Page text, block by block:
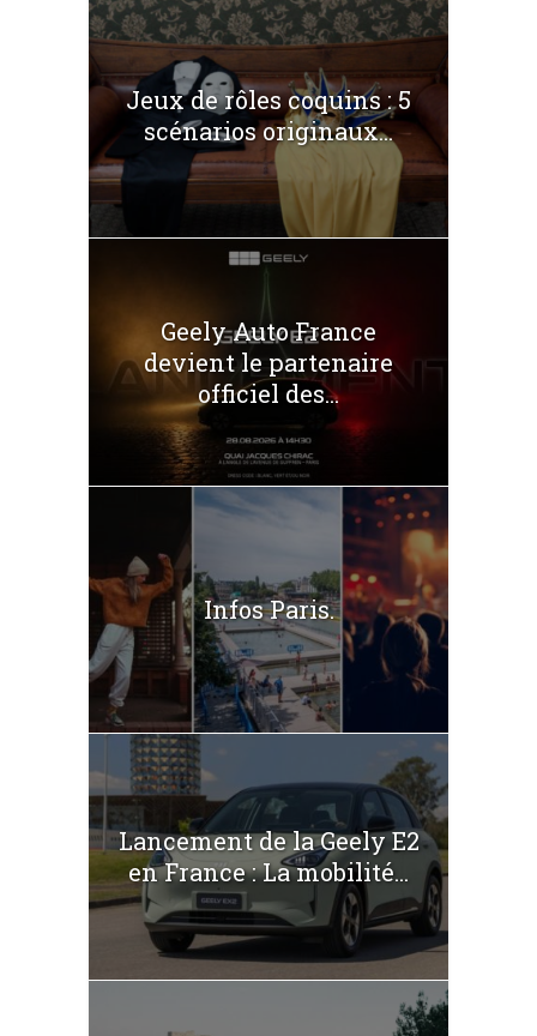
Jeux de rôles coquins : 5
scénarios originaux...
Geely Auto France
devient le partenaire
officiel des...
Infos Paris.
Lancement de la Geely E2
en France : La mobilité...